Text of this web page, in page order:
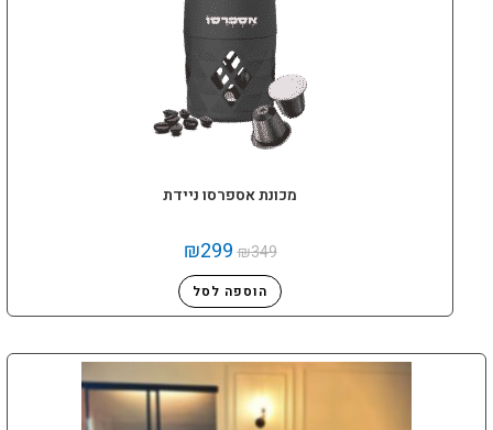
מכונת אספרסו ניידת
₪349
₪299
הוספה לסל